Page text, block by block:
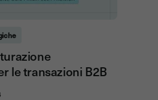
le transazioni B2B